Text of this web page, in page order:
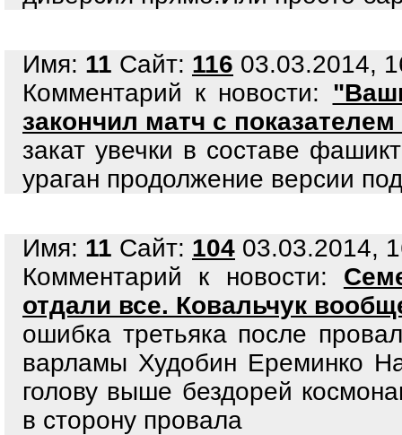
Имя: 11 Сайт: 116 03.03.2014,
Комментарий к новости:
закончил матч с
закат увечки в составе
ураган продолжение версии
Имя: 11 Сайт: 104 03.03.2014,
Комментарий к новости:
отдали все. Ковальчук
ошибка третьяка после
варламы Худобин Ереминко
голову выше бездорей
в сторону провала